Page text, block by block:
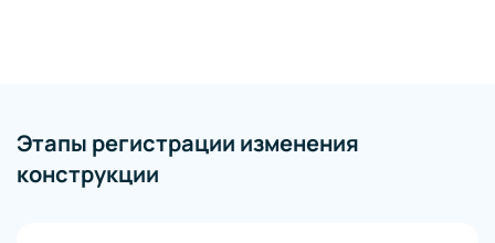
Этапы регистрации изменения
конструкции